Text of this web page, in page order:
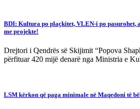
BDI: Kultura po plaçkitet, VLEN-i po pasurohet,
me projekte!
Drejtori i Qendrës së Skijimit “Popova
përfituar 420 mijë denarë nga Ministria e
LSM kërkon që paga minimale në Maqedoni të